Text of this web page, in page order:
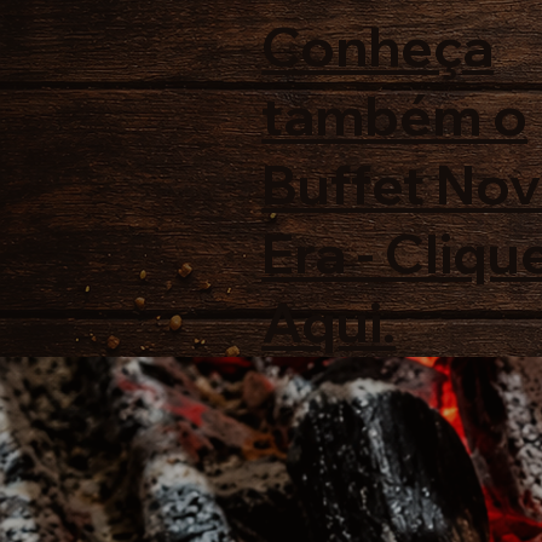
Conheça
também o
Buffet
Era -
Aqui.